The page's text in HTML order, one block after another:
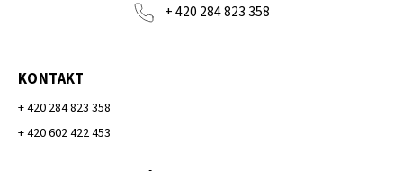
+ 420 284 823 358
KONTAKT
+ 420 284 823 358
+ 420 602 422 453